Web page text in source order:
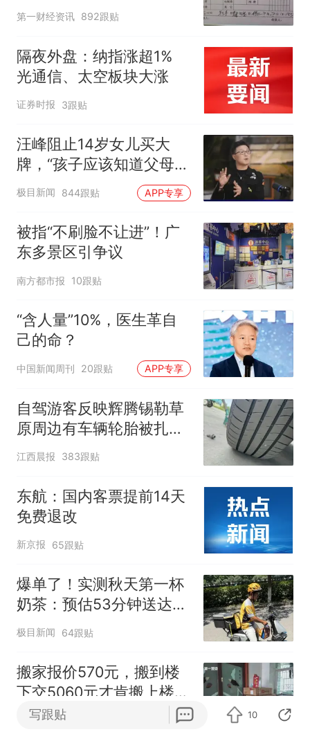
第一财经资讯 892跟贴
隔夜外盘：纳指涨超1%
光通信、太空板块大涨
证券时报 3跟贴
汪峰阻止14岁女儿买大
牌，“孩子应该知道父母的
不易”，称自己买衣服80%
极目新闻 844跟贴 APP专享
被指“不刷脸不让进”！广
东多景区引争议
南方都市报 10跟贴
“含人量”10%，医生革自
己的命？
中国新闻周刊 20跟贴 APP专享
自驾游客反映辉腾锡勒草
原周边有车辆轮胎被扎，
修理店铺换胎价格高达千
江西晨报 383跟贴
东航：国内客票提前14天
免费退改
新京报 65跟贴
爆单了！实测秋天第一杯
奶茶：预估53分钟送达，
实际耗时92分钟
极目新闻 64跟贴
搬家报价570元，搬到楼
下交5060元才肯搬上楼！
女子傻眼了
极目新闻 1跟贴
写跟贴 10